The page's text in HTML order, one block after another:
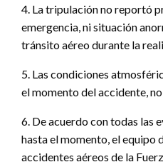
4. La tripulación no reportó
emergencia, ni situación
tránsito aéreo durante la
5. Las condiciones
el momento del accidente,
6. De acuerdo con todas las
hasta el momento, el equipo
accidentes aéreos de la